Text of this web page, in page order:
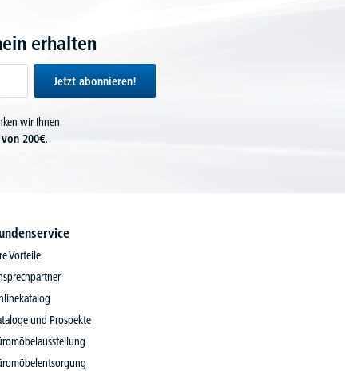
erhalten
Jetzt abonnieren!
wir Ihnen
200€.
Vorteile
und Prospekte